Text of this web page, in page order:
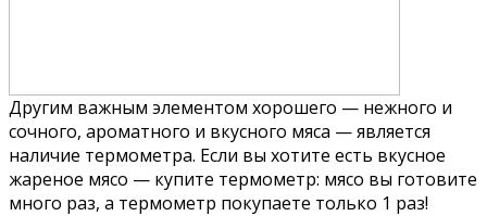
Другим важным элементом хорошего — нежного и
сочного, ароматного и вкусного мяса — является
наличие термометра. Если вы хотите есть вкусное
жареное мясо — купите термометр: мясо вы готовите
много раз, а термометр покупаете только 1 раз!